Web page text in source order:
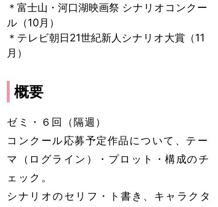
＊富士山・河口湖映画祭 シナリオコンクー
ル（10月）
＊テレビ朝日21世紀新人シナリオ大賞（11
月）
概要
ゼミ・６回（隔週）
コンクール応募予定作品について、テー
マ（ログライン）・プロット・構成のチ
ェック。
シナリオのセリフ・ト書き、キャラクタ